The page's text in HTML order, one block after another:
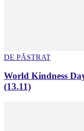
DE PĂSTRAT
World Kindness
(13.11)